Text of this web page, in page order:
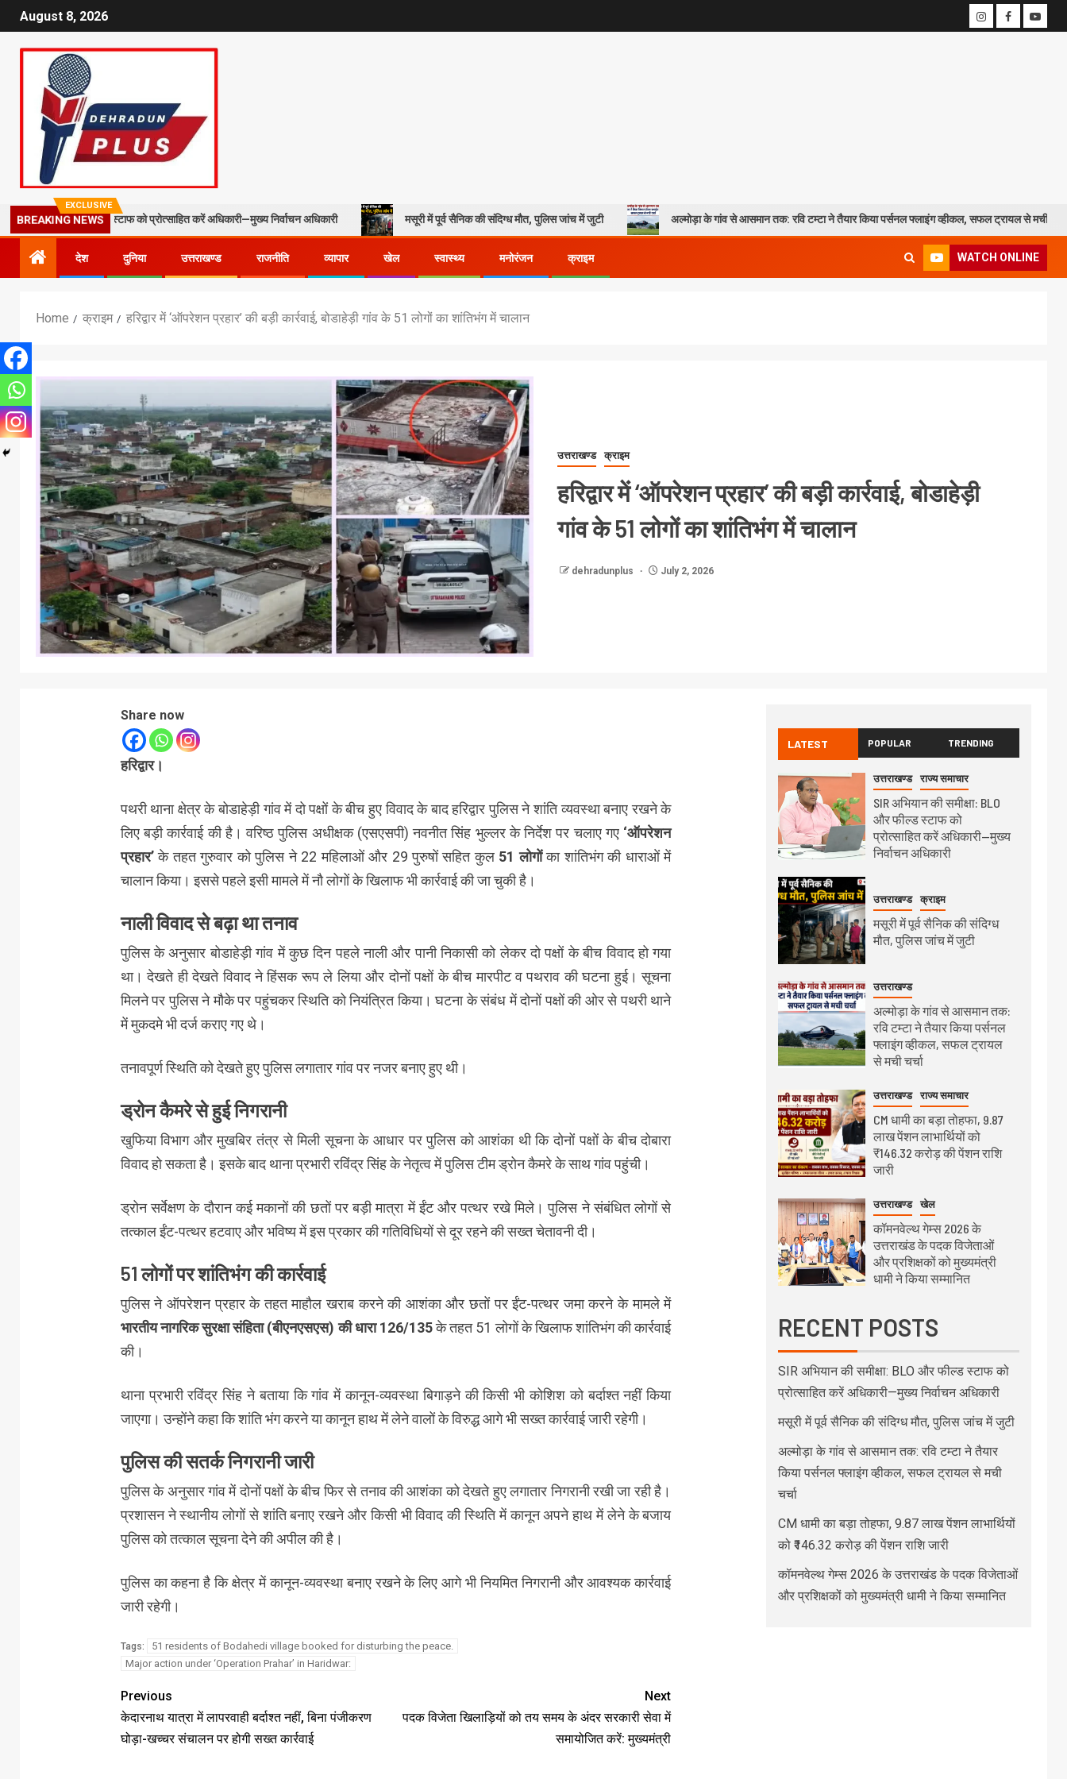
August 8, 2026
EXCLUSIVE
BREAKING NEWS
और फील्ड स्टाफ को प्रोत्साहित करें अधिकारी—मुख्य निर्वाचन अधिकारी मसूरी में पूर्व सैनिक की संदिग्ध मौत, पुलिस जांच में जुटी अल्मोड़ा के गांव से आसमान तक: रवि टम्टा ने तैयार किया पर्सनल फ्लाइंग व्हीकल, सफल ट्रायल से मची चर्चा
देश दुनिया उत्तराखण्ड राजनीति व्यापार खेल स्वास्थ्य मनोरंजन क्राइम WATCH ONLINE
Home क्राइम हरिद्वार में ‘ऑपरेशन प्रहार’ की बड़ी कार्रवाई, बोडाहेड़ी गांव के 51 लोगों का शांतिभंग में चालान
उत्तराखण्ड क्राइम
हरिद्वार में ‘ऑपरेशन प्रहार’ की बड़ी कार्रवाई, बोडाहेड़ी
गांव के 51 लोगों का शांतिभंग में चालान
dehradunplus July 2, 2026
Share now
हरिद्वार।
पथरी थाना क्षेत्र के बोडाहेड़ी गांव में दो पक्षों के बीच हुए विवाद के बाद हरिद्वार पुलिस ने शांति व्यवस्था बनाए रखने के
लिए बड़ी कार्रवाई की है। वरिष्ठ पुलिस अधीक्षक (एसएसपी) नवनीत सिंह भुल्लर के निर्देश पर चलाए गए ‘ऑपरेशन
प्रहार’के तहत गुरुवार को पुलिस ने 22 महिलाओं और 29 पुरुषों सहित कुल 51 लोगोंका शांतिभंग की धाराओं में
चालान किया। इससे पहले इसी मामले में नौ लोगों के खिलाफ भी कार्रवाई की जा चुकी है।
नाली विवाद से बढ़ा था तनाव
पुलिस के अनुसार बोडाहेड़ी गांव में कुछ दिन पहले नाली और पानी निकासी को लेकर दो पक्षों के बीच विवाद हो गया
था। देखते ही देखते विवाद ने हिंसक रूप ले लिया और दोनों पक्षों के बीच मारपीट व पथराव की घटना हुई। सूचना
मिलने पर पुलिस ने मौके पर पहुंचकर स्थिति को नियंत्रित किया। घटना के संबंध में दोनों पक्षों की ओर से पथरी थाने
में मुकदमे भी दर्ज कराए गए थे।
तनावपूर्ण स्थिति को देखते हुए पुलिस लगातार गांव पर नजर बनाए हुए थी।
ड्रोन कैमरे से हुई निगरानी
खुफिया विभाग और मुखबिर तंत्र से मिली सूचना के आधार पर पुलिस को आशंका थी कि दोनों पक्षों के बीच दोबारा
विवाद हो सकता है। इसके बाद थाना प्रभारी रविंद्र सिंह के नेतृत्व में पुलिस टीम ड्रोन कैमरे के साथ गांव पहुंची।
ड्रोन सर्वेक्षण के दौरान कई मकानों की छतों पर बड़ी मात्रा में ईंट और पत्थर रखे मिले। पुलिस ने संबंधित लोगों से
तत्काल ईंट-पत्थर हटवाए और भविष्य में इस प्रकार की गतिविधियों से दूर रहने की सख्त चेतावनी दी।
51 लोगों पर शांतिभंग की कार्रवाई
पुलिस ने ऑपरेशन प्रहार के तहत माहौल खराब करने की आशंका और छतों पर ईंट-पत्थर जमा करने के मामले में
भारतीय नागरिक सुरक्षा संहिता (बीएनएसएस) की धारा 126/135के तहत 51 लोगों के खिलाफ शांतिभंग की कार्रवाई
की।
थाना प्रभारी रविंद्र सिंह ने बताया कि गांव में कानून-व्यवस्था बिगाड़ने की किसी भी कोशिश को बर्दाश्त नहीं किया
जाएगा। उन्होंने कहा कि शांति भंग करने या कानून हाथ में लेने वालों के विरुद्ध आगे भी सख्त कार्रवाई जारी रहेगी।
पुलिस की सतर्क निगरानी जारी
पुलिस के अनुसार गांव में दोनों पक्षों के बीच फिर से तनाव की आशंका को देखते हुए लगातार निगरानी रखी जा रही है।
प्रशासन ने स्थानीय लोगों से शांति बनाए रखने और किसी भी विवाद की स्थिति में कानून अपने हाथ में लेने के बजाय
पुलिस को तत्काल सूचना देने की अपील की है।
पुलिस का कहना है कि क्षेत्र में कानून-व्यवस्था बनाए रखने के लिए आगे भी नियमित निगरानी और आवश्यक कार्रवाई
जारी रहेगी।
Tags:
51 residents of Bodahedi village booked for disturbing the peace.
Major action under ‘Operation Prahar’ in Haridwar:
Previous
केदारनाथ यात्रा में लापरवाही बर्दाश्त नहीं, बिना पंजीकरण
घोड़ा-खच्चर संचालन पर होगी सख्त कार्रवाई
Next
पदक विजेता खिलाड़ियों को तय समय के अंदर सरकारी सेवा में
समायोजित करें: मुख्यमंत्री
LATEST POPULAR TRENDING
उत्तराखण्ड राज्य समाचार
SIR अभियान की समीक्षा: BLO
और फील्ड स्टाफ को
प्रोत्साहित करें अधिकारी—मुख्य
निर्वाचन अधिकारी
उत्तराखण्ड क्राइम
मसूरी में पूर्व सैनिक की संदिग्ध
मौत, पुलिस जांच में जुटी
उत्तराखण्ड
अल्मोड़ा के गांव से आसमान तक:
रवि टम्टा ने तैयार किया पर्सनल
फ्लाइंग व्हीकल, सफल ट्रायल
से मची चर्चा
उत्तराखण्ड राज्य समाचार
CM धामी का बड़ा तोहफा, 9.87
लाख पेंशन लाभार्थियों को
₹146.32 करोड़ की पेंशन राशि
जारी
उत्तराखण्ड खेल
कॉमनवेल्थ गेम्स 2026 के
उत्तराखंड के पदक विजेताओं
और प्रशिक्षकों को मुख्यमंत्री
धामी ने किया सम्मानित
RECENT POSTS
SIR अभियान की समीक्षा: BLO और फील्ड स्टाफ को
प्रोत्साहित करें अधिकारी—मुख्य निर्वाचन अधिकारी
मसूरी में पूर्व सैनिक की संदिग्ध मौत, पुलिस जांच में जुटी
अल्मोड़ा के गांव से आसमान तक: रवि टम्टा ने तैयार
किया पर्सनल फ्लाइंग व्हीकल, सफल ट्रायल से मची
चर्चा
CM धामी का बड़ा तोहफा, 9.87 लाख पेंशन लाभार्थियों
को ₹146.32 करोड़ की पेंशन राशि जारी
कॉमनवेल्थ गेम्स 2026 के उत्तराखंड के पदक विजेताओं
और प्रशिक्षकों को मुख्यमंत्री धामी ने किया सम्मानित